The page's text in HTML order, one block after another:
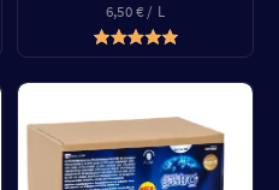
6,50 € / L